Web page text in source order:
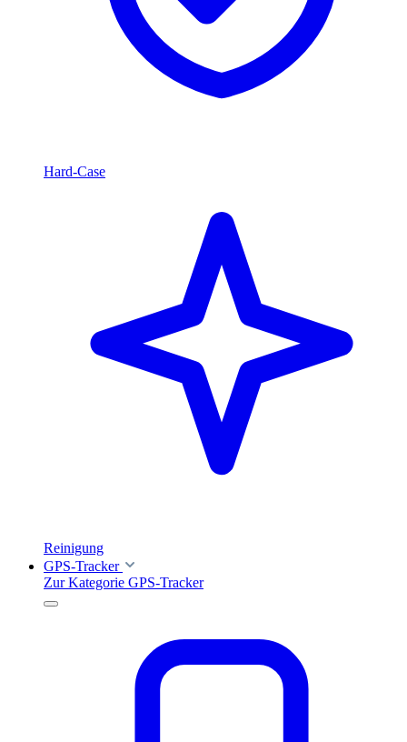
Hard-Case
Reinigung
GPS-Tracker
Zur Kategorie GPS-Tracker